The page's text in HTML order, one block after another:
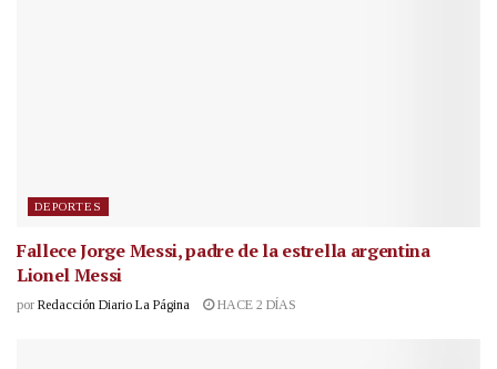
DEPORTES
Fallece Jorge Messi, padre de la estrella argentina
Lionel Messi
por Redacción Diario La Página HACE 2 DÍAS